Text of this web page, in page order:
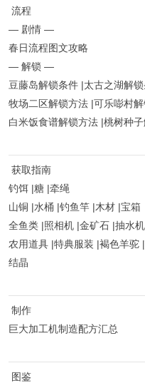
流程
— 剧情 —
春日流程图文攻略
— 解锁 —
豆藤岛解锁条件 |太古之湖解
牧场二区解锁方法 |可乐嘭村
白米饭食谱解锁方法 |桃树种
获取指南
钓饵 |糖 |牵绳
山铜 |水桶 |钓鱼竿 |木材 |宝箱
全鱼类 |照相机 |金矿石 |抽水
农用道具 |特典服装 |褐色羊驼
结晶
制作
巨大加工机制造配方汇总
图鉴